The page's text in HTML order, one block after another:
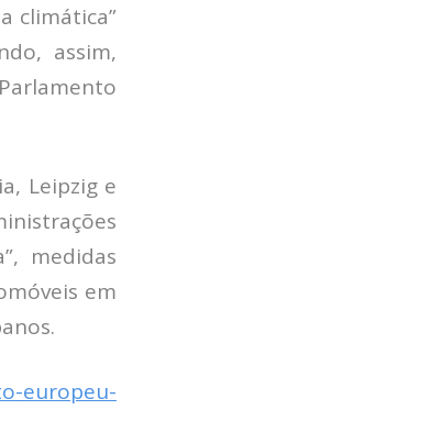
climática”
assim,
Leipzig e
medidas
em
europeu-